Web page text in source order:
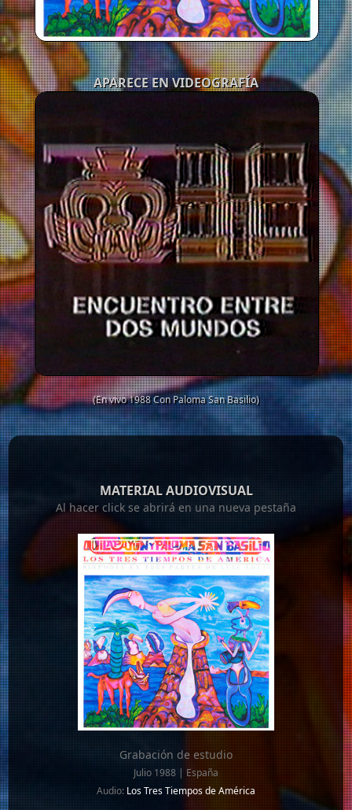
APARECE EN VIDEOGRAFÍA
(En vivo 1988 Con Paloma San Basilio)
MATERIAL AUDIOVISUAL
Al hacer click se abrirá en una nueva pestaña
Grabación de estudio
Julio 1988 | España
Audio:Los Tres Tiempos de América